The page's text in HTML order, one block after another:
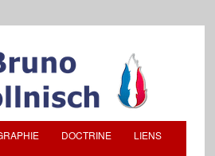
DOCTRINE LIENS